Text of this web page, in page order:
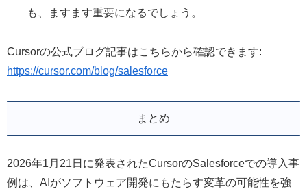
も、ますます重要になるでしょう。
Cursorの公式ブログ記事はこちらから確認できます:
https://cursor.com/blog/salesforce
まとめ
2026年1月21日に発表されたCursorのSalesforceでの導入事
例は、AIがソフトウェア開発にもたらす変革の可能性を強